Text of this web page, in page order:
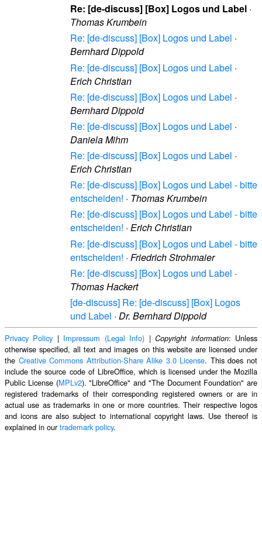
Re: [de-discuss] [Box] Logos und Label ·
Thomas Krumbein
Re: [de-discuss] [Box] Logos und Label ·
Bernhard Dippold
Re: [de-discuss] [Box] Logos und Label ·
Erich Christian
Re: [de-discuss] [Box] Logos und Label ·
Bernhard Dippold
Re: [de-discuss] [Box] Logos und Label ·
Daniela Mihm
Re: [de-discuss] [Box] Logos und Label ·
Erich Christian
Re: [de-discuss] [Box] Logos und Label - bitte
entscheiden! · Thomas Krumbein
Re: [de-discuss] [Box] Logos und Label - bitte
entscheiden! · Erich Christian
Re: [de-discuss] [Box] Logos und Label - bitte
entscheiden! · Friedrich Strohmaier
Re: [de-discuss] [Box] Logos und Label ·
Thomas Hackert
[de-discuss] Re: [de-discuss] [Box] Logos
und Label · Dr. Bernhard Dippold
Privacy Policy | Impressum (Legal Info) |Copyright information: Unless
otherwise specified, all text and images on this website are licensed under
the Creative Commons Attribution-Share Alike 3.0 License. This does not
include the source code of LibreOffice, which is licensed under the Mozilla
Public License (MPLv2). "LibreOffice" and "The Document Foundation" are
registered trademarks of their corresponding registered owners or are in
actual use as trademarks in one or more countries. Their respective logos
and icons are also subject to international copyright laws. Use thereof is
explained in ourtrademark policy.